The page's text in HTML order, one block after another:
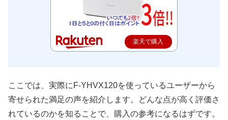
楽天で購入
ここでは、実際にF-YHVX120を使っているユーザーから
寄せられた満足の声を紹介します。どんな点が高く評価さ
れているのかを知ることで、購入の参考になるはずです。